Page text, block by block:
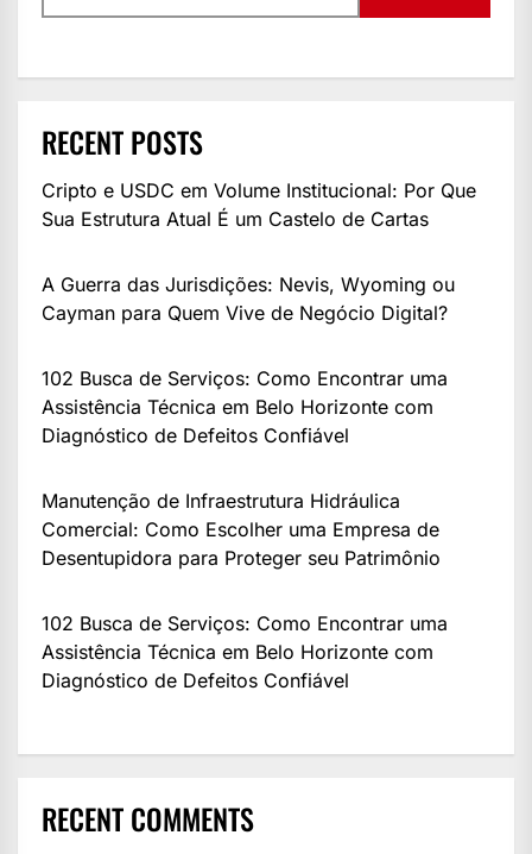
RECENT POSTS
Cripto e USDC em Volume Institucional: Por Que
Sua Estrutura Atual É um Castelo de Cartas
A Guerra das Jurisdições: Nevis, Wyoming ou
Cayman para Quem Vive de Negócio Digital?
102 Busca de Serviços: Como Encontrar uma
Assistência Técnica em Belo Horizonte com
Diagnóstico de Defeitos Confiável
Manutenção de Infraestrutura Hidráulica
Comercial: Como Escolher uma Empresa de
Desentupidora para Proteger seu Patrimônio
102 Busca de Serviços: Como Encontrar uma
Assistência Técnica em Belo Horizonte com
Diagnóstico de Defeitos Confiável
RECENT COMMENTS